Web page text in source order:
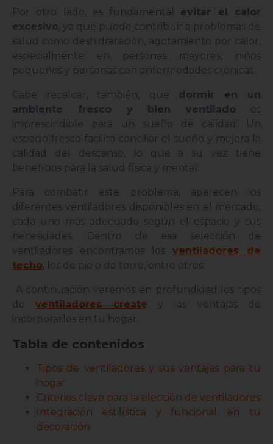
Por otro lado, es fundamental evitar el calor
excesivo, ya que puede contribuir a problemas de
salud como deshidratación, agotamiento por calor,
especialmente en personas mayores, niños
pequeños y personas con enfermedades crónicas.
Cabe recalcar, también, que dormir en un
ambiente fresco y bien ventilado es
imprescindible para un sueño de calidad. Un
espacio fresco facilita conciliar el sueño y mejora la
calidad del descanso, lo que a su vez tiene
beneficios para la salud física y mental.
Para combatir este problema, aparecen los
diferentes ventiladores disponibles en el mercado,
cada uno más adecuado según el espacio y sus
necesidades. Dentro de esa selección de
ventiladores encontramos los ventiladores de
techo, los de pie o de torre, entre otros.
A continuación veremos en profundidad los tipos
deventiladores create y las ventajas de
incorporarlos en tu hogar.
Tabla de contenidos
Tipos de ventiladores y sus ventajas para tu
hogar
Criterios clave para la elección de ventiladores
Integración estilística y funcional en tu
decoración